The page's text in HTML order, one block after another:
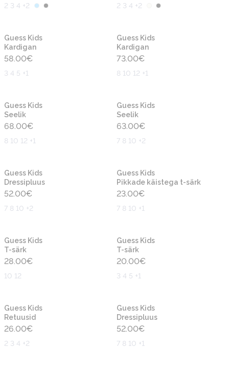
2 3 4 +2 2 3 4 +2
Guess Kids
Kardigan
58.00€
3 4 5 +1
Guess Kids
Kardigan
73.00€
8 10 12 +1
Guess Kids
Seelik
68.00€
8 10 12 +1
Guess Kids
Seelik
63.00€
7 8 10 +2
Guess Kids
Dressipluus
52.00€
7 8 10 +2
Guess Kids
Pikkade käistega t-särk
23.00€
7 8 10 +1
Guess Kids
T-särk
28.00€
10 12
Guess Kids
T-särk
20.00€
3 4 5 +1
Guess Kids
Retuusid
26.00€
2 3 4 +2
Guess Kids
Dressipluus
52.00€
7 8 10 +1